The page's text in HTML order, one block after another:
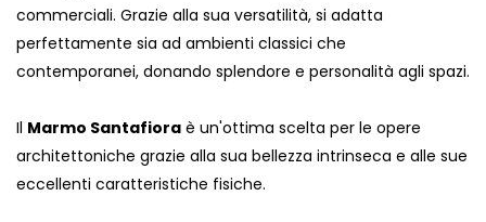
commerciali. Grazie alla sua versatilità, si adatta
perfettamente sia ad ambienti classici che
contemporanei, donando splendore e personalità agli spazi.
Il Marmo Santafiora è un'ottima scelta per le opere
architettoniche grazie alla sua bellezza intrinseca e alle sue
eccellenti caratteristiche fisiche.